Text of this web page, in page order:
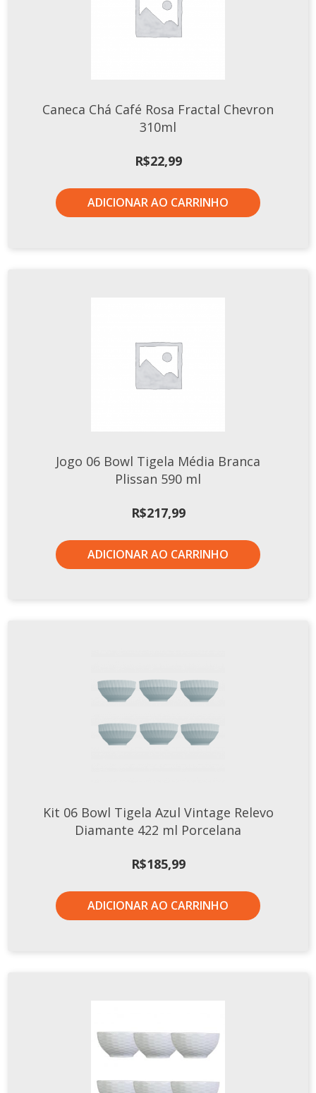
Caneca Chá Café Rosa Fractal Chevron
310ml
R$22,99
ADICIONAR AO CARRINHO
Jogo 06 Bowl Tigela Média Branca
Plissan 590 ml
R$217,99
ADICIONAR AO CARRINHO
Kit 06 Bowl Tigela Azul Vintage Relevo
Diamante 422 ml Porcelana
R$185,99
ADICIONAR AO CARRINHO